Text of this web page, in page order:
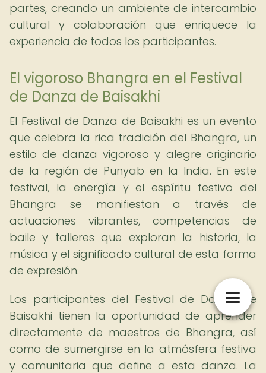
partes, creando un ambiente de intercambio
cultural y colaboración que enriquece la
experiencia de todos los participantes.
El vigoroso Bhangra en el Festival
de Danza de Baisakhi
El Festival de Danza de Baisakhi es un evento
que celebra la rica tradición del Bhangra, un
estilo de danza vigoroso y alegre originario
de la región de Punyab en la India. En este
festival, la energía y el espíritu festivo del
Bhangra se manifiestan a través de
actuaciones vibrantes, competencias de
baile y talleres que exploran la historia, la
música y el significado cultural de esta forma
de expresión.
Los participantes del Festival de Danza de
Baisakhi tienen la oportunidad de aprender
directamente de maestros de Bhangra, así
como de sumergirse en la atmósfera festiva
y comunitaria que define a esta danza. La